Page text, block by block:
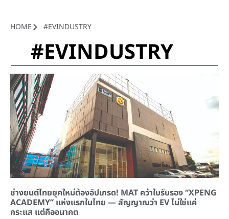
HOME #EVINDUSTRY
#EVINDUSTRY
ช่างยนต์ไทยยุคใหม่ต้องอัปเกรด! MAT คว้าใบรับรอง “XPENG
ACADEMY” แห่งแรกในไทย — สัญญาณว่า EV ไม่ใช่แค่
กระแส แต่คืออนาคต